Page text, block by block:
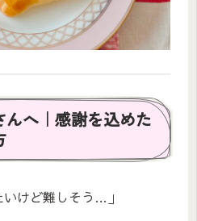
へ｜感謝を込めた
いけど難しそう…」